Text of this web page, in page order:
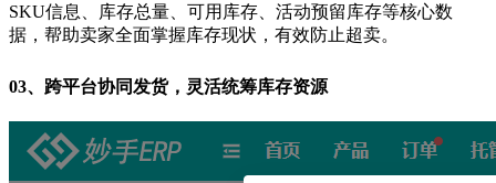
SKU信息、库存总量、可用库存、活动预留库存等核心数
据，帮助卖家全面掌握库存现状，有效防止超卖。
03、 跨平台协同发货，灵活统筹库存资源